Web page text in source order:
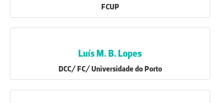
FCUP
Luís M. B. Lopes
DCC/ FC/ Universidade do Porto